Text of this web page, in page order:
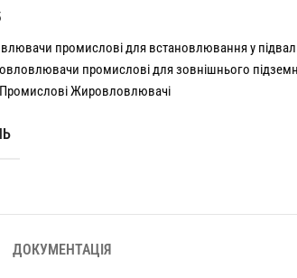
промислові для встановлювання у
промислові для зовнішнього
Промислові Жировловлювачі
ДОКУМЕНТАЦІЯ